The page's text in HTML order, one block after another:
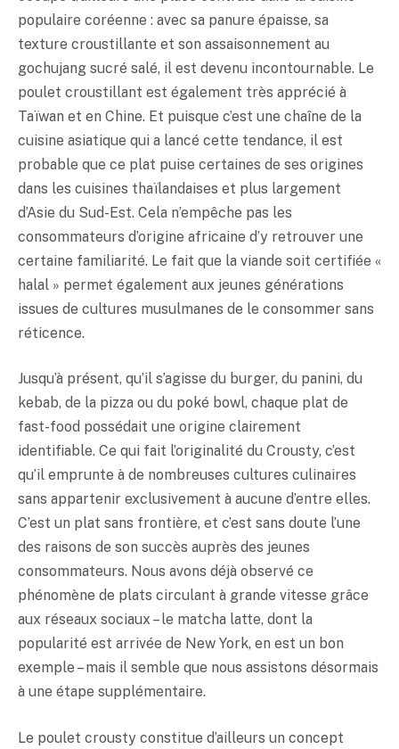
populaire coréenne : avec sa panure épaisse, sa
texture croustillante et son assaisonnement au
gochujang sucré salé, il est devenu incontournable. Le
poulet croustillant est également très apprécié à
Taïwan et en Chine. Et puisque c’est une chaîne de la
cuisine asiatique qui a lancé cette tendance, il est
probable que ce plat puise certaines de ses origines
dans les cuisines thaïlandaises et plus largement
d’Asie du Sud-Est. Cela n’empêche pas les
consommateurs d’origine africaine d’y retrouver une
certaine familiarité. Le fait que la viande soit certifiée «
halal » permet également aux jeunes générations
issues de cultures musulmanes de le consommer sans
réticence.
Jusqu’à présent, qu’il s’agisse du burger, du panini, du
kebab, de la pizza ou du poké bowl, chaque plat de
fast-food possédait une origine clairement
identifiable. Ce qui fait l’originalité du Crousty, c’est
qu’il emprunte à de nombreuses cultures culinaires
sans appartenir exclusivement à aucune d’entre elles.
C’est un plat sans frontière, et c’est sans doute l’une
des raisons de son succès auprès des jeunes
consommateurs. Nous avons déjà observé ce
phénomène de plats circulant à grande vitesse grâce
aux réseaux sociaux – le matcha latte, dont la
popularité est arrivée de New York, en est un bon
exemple – mais il semble que nous assistons désormais
à une étape supplémentaire.
Le poulet crousty constitue d’ailleurs un concept